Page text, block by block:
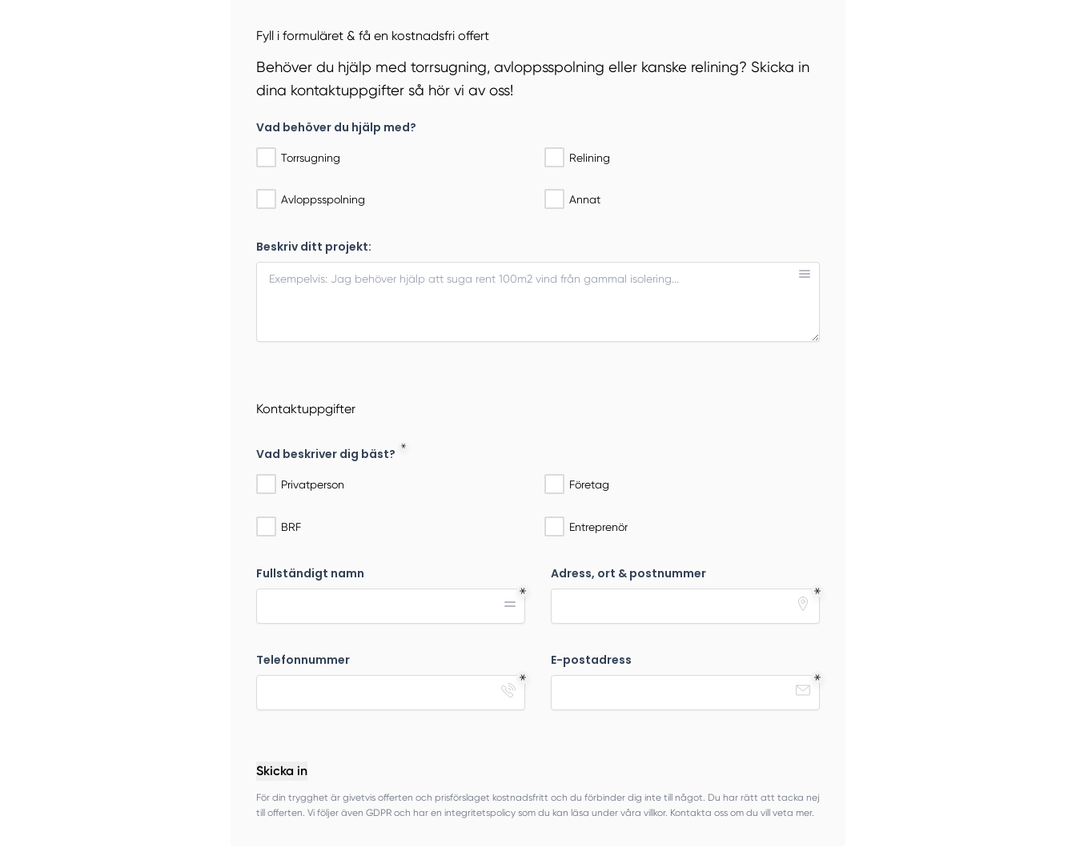
Fyll i formuläret & få en kostnadsfri offert
Behöver du hjälp med torrsugning, avloppsspolning eller kanske relining? Skicka in
dina kontaktuppgifter så hör vi av oss!
Vad behöver du hjälp med?
Torrsugning Relining
Avloppsspolning Annat
Beskriv ditt projekt:
Kontaktuppgifter
Vad beskriver dig bäst?
Privatperson Företag
BRF Entreprenör
Fullständigt namn Adress, ort & postnummer
Telefonnummer E-postadress
Skicka in
För din trygghet är givetvis offerten och prisförslaget kostnadsfritt och du förbinder dig inte till något. Du har rätt att tacka nej
till offerten. Vi följer även GDPR och har en integritetspolicy som du kan läsa under våra villkor. Kontakta oss om du vill veta mer.